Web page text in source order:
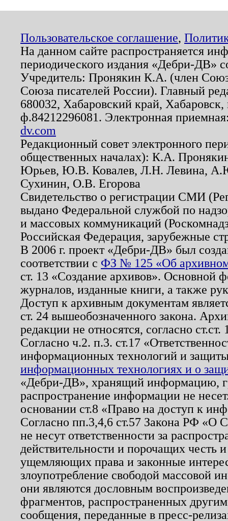
Пользовательское соглашение,
На данном сайте распространяется
периодического издания «Дебри-ДВ»
Учредитель: Пронякин К.А. (член
Союза писателей России). Главный
680032, Хабаровский край,
ф.84212296081. Электронная
dv.com
Редакционный совет электронного
общественных началах): К.А.
Юрьев, Ю.В. Ковалев, Л.Н. Левина,
Сухинин, О.В. Егорова
Свидетельство о регистрации СМИ
выдано Федеральной службой по
и массовых коммуникаций
Российская Федерация, зарубежные
В 2006 г. проект «Дебри-ДВ» был
соответствии с ФЗ № 125 «Об
ст. 13 «Создание архивов». Основной
журналов, изданные книги, а также
Доступ к архивным документам
ст. 24 вышеобозначенного закона.
редакции не относятся, согласно
Согласно ч.2. п.3. ст.17
информационных технологий и
информационных технологиях и о
«Дебри-ДВ», хранящий информацию,
распространение информации не
основании ст.8 «Право на доступ к
Согласно пп.3,4,6 ст.57 Закона РФ «О
не несут ответственности за
действительности и порочащих честь
ущемляющих права и законные
злоупотребление свободой массовой
они являются дословным
фрагментов, распространенных
сообщения, переданные в пресс-